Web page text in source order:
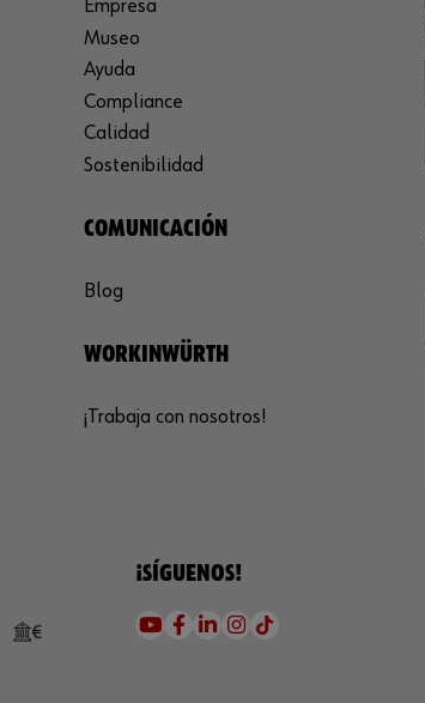
Empresa
Museo
Ayuda
Compliance
Calidad
Sostenibilidad
COMUNICACIÓN
Blog
WORKINWÜRTH
¡Trabaja con nosotros!
¡SÍGUENOS!